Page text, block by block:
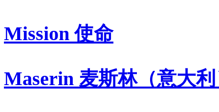
Mission 使命
Maserin 麦斯林（意大